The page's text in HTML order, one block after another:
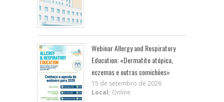
Webinar Allergy and Respiratory
Education: «Dermatite atópica,
eczemas e outras comichões»
15 de setembro de 2026
Local: Online